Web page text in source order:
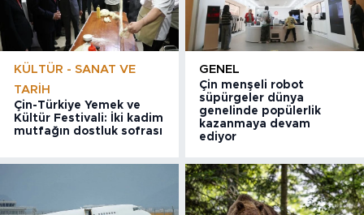
KÜLTÜR - SANAT VE
TARIH
Çin-Türkiye Yemek ve
Kültür Festivali: İki kadim
mutfağın dostluk sofrası
GENEL
Çin menşeli robot
süpürgeler dünya
genelinde popülerlik
kazanmaya devam
ediyor